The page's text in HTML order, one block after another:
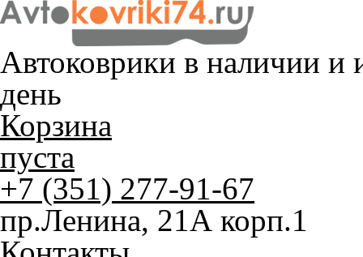
Автоковрики в наличии и
день
Корзина
пуста
+7 (351) 277-91-67
пр.Ленина, 21А корп.1